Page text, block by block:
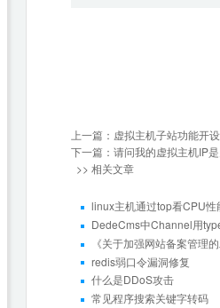
上一篇： 虚拟主机子站功能开
下一篇： 请问我的虚拟主机IP
>> 相关文章
linux主机通过top看CPU性
DedeCms中Channel用
《关于加强网站备案管理
redis弱口令漏洞修复
什么是DDoS攻击
常见程序搜索关键字转码